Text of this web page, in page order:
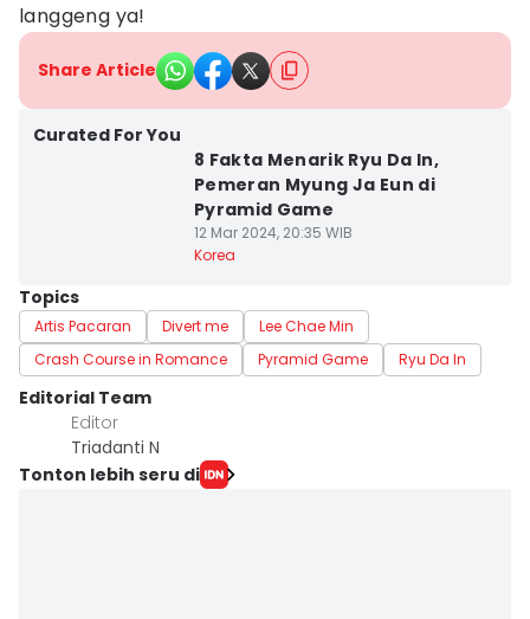
langgeng ya!
Share Article
Curated For You
8 Fakta Menarik Ryu Da In,
Pemeran Myung Ja Eun di
Pyramid Game
12 Mar 2024, 20:35 WIB
Korea
Topics
Artis Pacaran Divert me
Lee Chae Min
Crash Course in Romance
Pyramid Game Ryu Da In
Editorial Team
Editor
Triadanti N
Tonton lebih seru di